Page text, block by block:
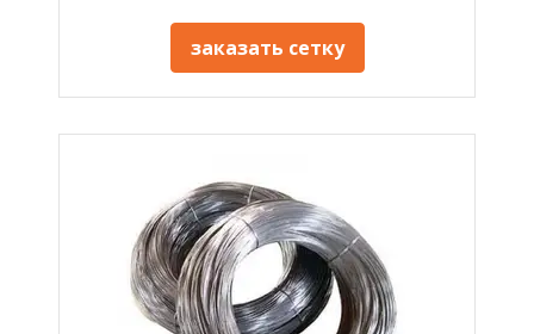
заказать сетку